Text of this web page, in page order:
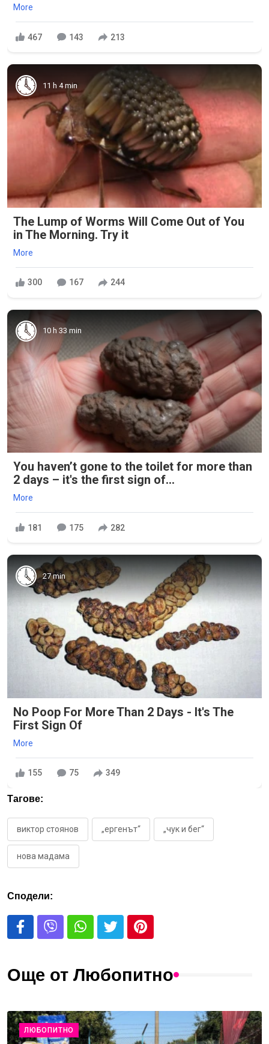
More
467 143 213
11 h 4 min
The Lump of Worms Will Come Out of You
in The Morning. Try it
More
300 167 244
10 h 33 min
You haven’t gone to the toilet for more than
2 days – it's the first sign of...
More
181 175 282
27 min
No Poop For More Than 2 Days - It's The
First Sign Of
More
155 75 349
Тагове:
виктор стоянов „ергенът“ „чук и бег“
нова мадама
Сподели:
Още от Любопитно
ЛЮБОПИТНО